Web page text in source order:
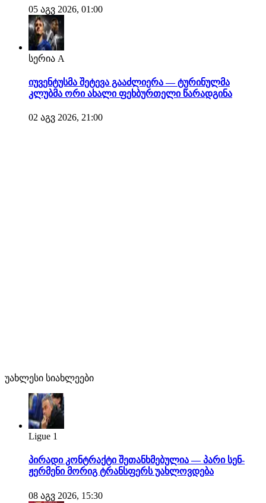
05 აგვ 2026, 01:00
სერია A
იუვენტუსმა შეტევა გააძლიერა — ტურინულმა
კლუბმა ორი ახალი ფეხბურთელი წარადგინა
02 აგვ 2026, 21:00
უახლესი სიახლეები
Ligue 1
პირადი კონტრაქტი შეთანხმებულია — პარი სენ-
ჟერმენი მორიგ ტრანსფერს უახლოვდება
08 აგვ 2026, 15:30